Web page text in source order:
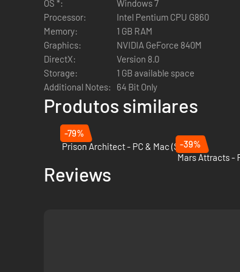
Com mecânicas originais de construção de base
e custos. Minere mais, construa uma base
Enfrente a aventura e o desafio de superar 5
OS *:
Windows 7
Processor:
Intel Pentium CPU G860
Memory:
1 GB RAM
Graphics:
NVIDIA GeForce 840M
DirectX:
Version 8.0
Storage:
1 GB available space
Additional Notes:
64 Bit Only
Produtos similares
-79%
Prison Architect - PC & Mac (Steam)
-39%
Mars Attracts -
Reviews